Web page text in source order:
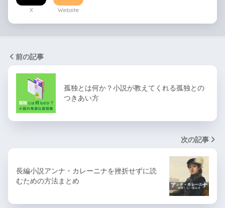
X Website
前の記事
孤独とは何か？小説が教えてくれる孤独との
つきあい方
次の記事
長編小説アンナ・カレーニナを挫折せずに読
むための方法まとめ